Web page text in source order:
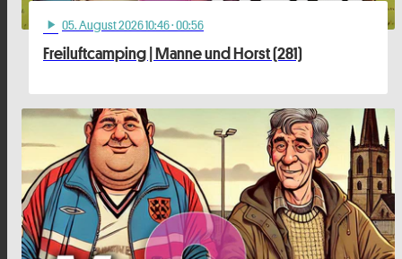
play_arrow 05. August 2026 10:46· 00:56
Freiluftcamping | Manne und Horst (281)